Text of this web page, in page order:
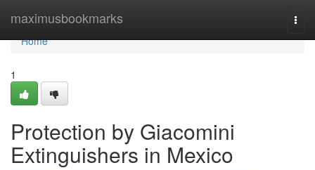
maximusbookmarks
Home
Home
1
Protection by Giacomini
Extinguishers in Mexico